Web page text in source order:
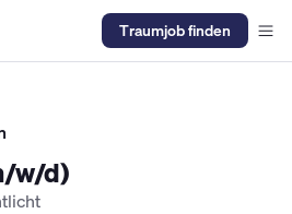
Traumjob finden
w/d)